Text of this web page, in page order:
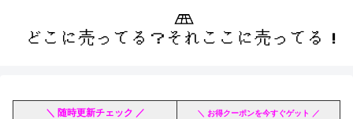
＼ 随時更新チェック ／ ＼ お得クーポンを今すぐゲット ／